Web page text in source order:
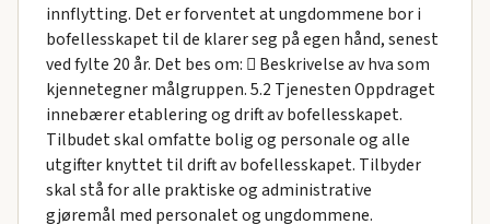
innflytting. Det er forventet at ungdommene bor i
bofellesskapet til de klarer seg på egen hånd, senest
ved fylte 20 år. Det bes om:  Beskrivelse av hva som
kjennetegner målgruppen. 5.2 Tjenesten Oppdraget
innebærer etablering og drift av bofellesskapet.
Tilbudet skal omfatte bolig og personale og alle
utgifter knyttet til drift av bofellesskapet. Tilbyder
skal stå for alle praktiske og administrative
gjøremål med personalet og ungdommene.